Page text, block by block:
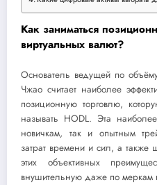
Как заниматься
виртуальных валют?
Основатель ведущей по
Чжао считает наиболее
позиционную торговлю,
называть HODL. Эта
новичкам, так и опытным
затрат времени и сил, а
этих объективных
внушительную даже по меркам